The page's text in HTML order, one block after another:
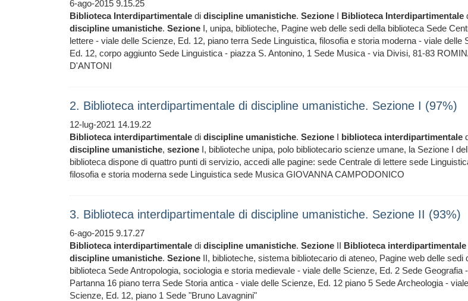
6-ago-2015 9.15.25
Biblioteca Interdipartimentale di discipline umanistiche. Sezione I Biblioteca Interdipartimentale
discipline umanistiche. Sezione I, unipa, biblioteche, Pagine web delle sedi della biblioteca Sede
lettere - viale delle Scienze, Ed. 12, piano terra Sede Linguistica, filosofia e storia moderna - viale delle
Ed. 12, corpo aggiunto Sede Linguistica - piazza S. Antonino, 1 Sede Musica - via Divisi, 81-83
D'ANTONI
2. Biblioteca interdipartimentale di discipline umanistiche. Sezione I (97%)
12-lug-2021 14.19.22
Biblioteca interdipartimentale di discipline umanistiche. Sezione I biblioteca interdipartimentale
discipline umanistiche, sezione I, biblioteche unipa, polo bibliotecario scienze umane, la Sezione I
biblioteca dispone di quattro punti di servizio, accedi alle pagine: sede Centrale di lettere sede
filosofia e storia moderna sede Linguistica sede Musica GIOVANNA CAMPODONICO
3. Biblioteca interdipartimentale di discipline umanistiche. Sezione II (93%)
6-ago-2015 9.17.27
Biblioteca interdipartimentale di discipline umanistiche. Sezione II Biblioteca interdipartimentale
discipline umanistiche. Sezione II, biblioteche, sistema bibliotecario di ateneo, Pagine web delle sedi
biblioteca Sede Antropologia, sociologia e storia medievale - viale delle Scienze, Ed. 2 Sede Geografia
Partanna 16 piano terra Sede Storia antica - viale delle Scienze, Ed. 12 piano 5 Sede Archeologia -
Scienze, Ed. 12, piano 1 Sede "Bruno Lavagnini"